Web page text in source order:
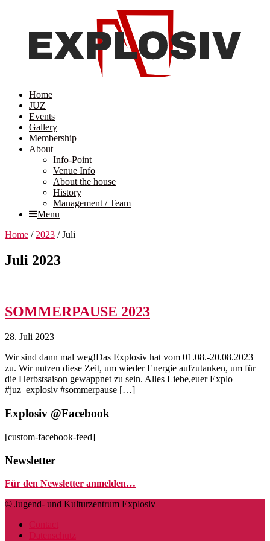
Home
JUZ
Events
Gallery
Membership
About
Info-Point
Venue Info
About the house
History
Management / Team
Menu
Home / 2023 / Juli
Juli 2023
SOMMERPAUSE 2023
28. Juli 2023
Wir sind dann mal weg!Das Explosiv hat vom 01.08.-20.08.2023
zu. Wir nutzen diese Zeit, um wieder Energie aufzutanken, um für
die Herbstsaison gewappnet zu sein. Alles Liebe,euer Explo
#juz_explosiv #sommerpause […]
Explosiv @Facebook
[custom-facebook-feed]
Newsletter
Für den Newsletter anmelden…
© Jugend- und Kulturzentrum Explosiv
Contact
Datenschutz